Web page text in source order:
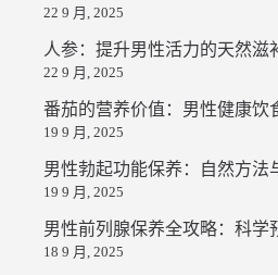
22 9 月, 2025
人参：提升男性活力的天然滋
22 9 月, 2025
番茄的营养价值：男性健康饮
19 9 月, 2025
男性勃起功能保养：自然方法
19 9 月, 2025
男性前列腺保养全攻略：科学
18 9 月, 2025